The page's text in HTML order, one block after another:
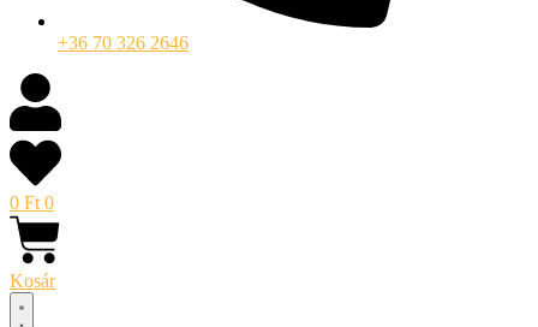
+36 70 326 2646
0 Ft 0
Kosár